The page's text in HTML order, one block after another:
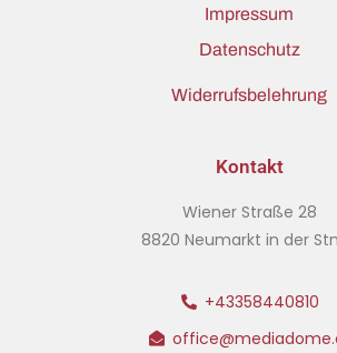
Impressum
Datenschutz
Widerrufsbelehrung
Kontakt
Wiener Straße 28
8820 Neumarkt in der
+43358440810